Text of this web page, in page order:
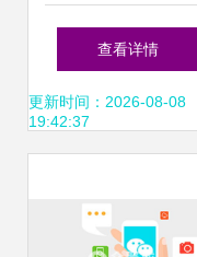
为瞩目的发展领域
之一,在信息技术,
查看详情
更新时间：2026-08-08
19:42:37